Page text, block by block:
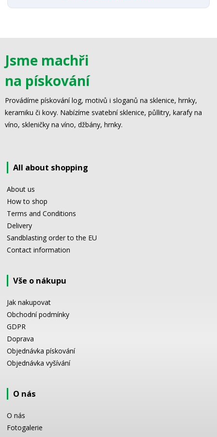
Jsme machři
na pískování
Provádíme pískování log, motivů i sloganů na sklenice, hrnky,
keramiku či kovy. Nabízíme svatební sklenice, půllitry, karafy na
víno, skleničky na víno, džbány, hrnky.
All about shopping
About us
How to shop
Terms and Conditions
Delivery
Sandblasting order to the EU
Contact information
Vše o nákupu
Jak nakupovat
Obchodní podmínky
GDPR
Doprava
Objednávka pískování
Objednávka vyšívání
O nás
O nás
Fotogalerie